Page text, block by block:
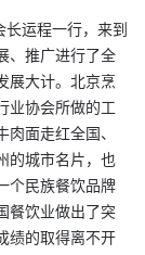
运程一行，来到
、推广进行了全
展大计。北京烹
业协会所做的工
面走红全国、
的城市名片，也
个民族餐饮品牌
餐饮业做出了突
绩的取得离不开